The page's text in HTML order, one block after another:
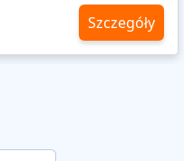
Szczegóły